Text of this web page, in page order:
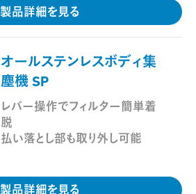
製品詳細を見る
オールステンレスボディ集
塵機 SP
レバー操作でフィルター簡単着
脱
払い落とし部も取り外し可能
製品詳細を見る